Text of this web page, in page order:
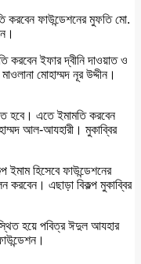
করবেন ফাউন্ডেশনের মুফতি মো.
করবেন ইফার দ্বীনি দাওয়াত ও
মোহাম্মদ নূর উদ্দীন।
হবে। এতে ইমামতি করবেন
আল-আযহারী। মুকাব্বির
ইমাম হিসেবে ফাউন্ডেশনের
করবেন। এছাড়া বিকল্প মুকাব্বির
হয়ে পবিত্র ঈদুল আযহার